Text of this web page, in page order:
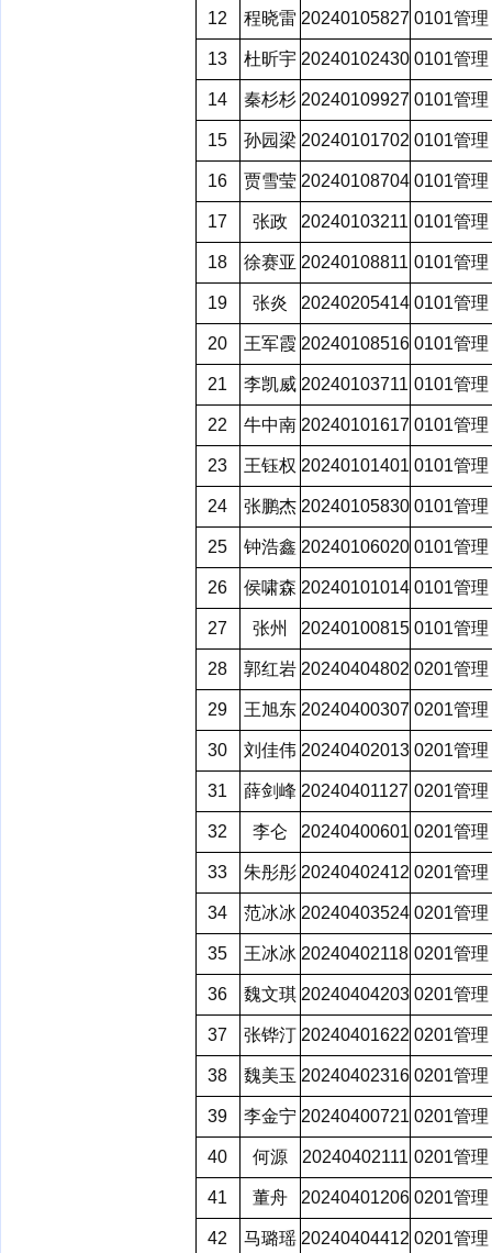
12 程晓雷 20240105827 0101管理
13 杜昕宇 20240102430 0101管理
14 秦杉杉 20240109927 0101管理
15 孙园梁 20240101702 0101管理
16 贾雪莹 20240108704 0101管理
17 张政 20240103211 0101管理
18 徐赛亚 20240108811 0101管理
19 张炎 20240205414 0101管理
20 王军霞 20240108516 0101管理
21 李凯威 20240103711 0101管理
22 牛中南 20240101617 0101管理
23 王钰权 20240101401 0101管理
24 张鹏杰 20240105830 0101管理
25 钟浩鑫 20240106020 0101管理
26 侯啸森 20240101014 0101管理
27 张州 20240100815 0101管理
28 郭红岩 20240404802 0201管理
29 王旭东 20240400307 0201管理
30 刘佳伟 20240402013 0201管理
31 薛剑峰 20240401127 0201管理
32 李仑 20240400601 0201管理
33 朱彤彤 20240402412 0201管理
34 范冰冰 20240403524 0201管理
35 王冰冰 20240402118 0201管理
36 魏文琪 20240404203 0201管理
37 张铧汀 20240401622 0201管理
38 魏美玉 20240402316 0201管理
39 李金宁 20240400721 0201管理
40 何源 20240402111 0201管理
41 董舟 20240401206 0201管理
42 马璐瑶 20240404412 0201管理